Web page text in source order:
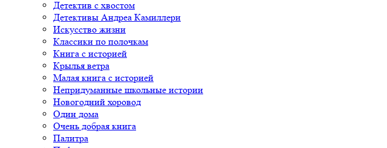
Детектив с хвостом
Детективы Андреа Камиллери
Искусство жизни
Классики по полочкам
Книга с историей
Крылья ветра
Малая книга с историей
Непридуманные школьные истории
Новогодний хоровод
Один дома
Очень добрая книга
Палитра